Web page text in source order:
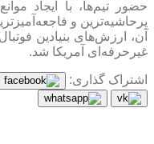
حضور تیم‌ها، با ایجاد
پرحاشیه‌ترین و
آن، ارزش‌های بنیادین
غیرحرفه‌ای آمریکا شد.
اشتراک گذاری: